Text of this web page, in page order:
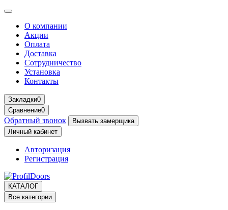
О компании
Акции
Оплата
Доставка
Сотрудничество
Установка
Контакты
Закладки0
Сравнение0
Обратный звонок
Вызвать замерщика
Личный кабинет
Авторизация
Регистрация
КАТАЛОГ
Все категории